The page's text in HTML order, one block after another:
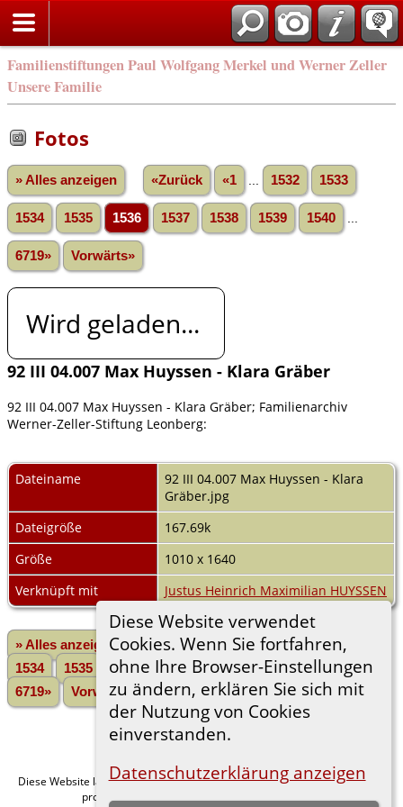
Familienstiftungen Paul Wolfgang Merkel und Werner Zeller
Unsere Familie
Diese Website verwendet
Cookies. Wenn Sie fortfahren,
ohne Ihre Browser-Einstellungen
zu ändern, erklären Sie sich mit
der Nutzung von Cookies
einverstanden.
Datenschutzerklärung anzeigen
Fotos
» Alles anzeigen «Zurück «1 1532 1533
1534 1535 1536 1537 1538 1539 1540
6719» Vorwärts»
Wird geladen...
92 III 04.007 Max Huyssen - Klara Gräber
92 III 04.007 Max Huyssen - Klara Gräber; Familienarchiv
Werner-Zeller-Stiftung Leonberg:
Dateiname
92 III 04.007 Max Huyssen - Klara
Gräber.jpg
Dateigröße
167.69k
Größe
1010 x 1640
Verknüpft mit
Justus Heinrich Maximilian HUYSSEN
» Alles anzeigen «Zurück «1 ... 1532
1533
1534
1535 1536 1537 1538 1539 1540
...
6719»
Vorwärts»
Diese Website läuft mitThe Next Generation of Genealogy Sitebuildingv. 15.0.1,
programmiert von Darrin Lythgoe © 2001-2026.